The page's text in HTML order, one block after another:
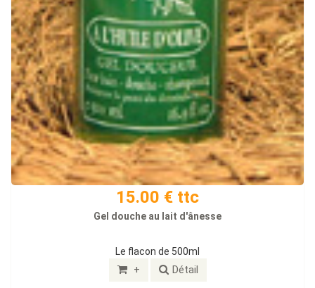
15.00 € ttc
Gel douche au lait d'ânesse
Le flacon de 500ml
+ Détail